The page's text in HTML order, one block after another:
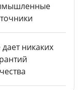
дает никаких